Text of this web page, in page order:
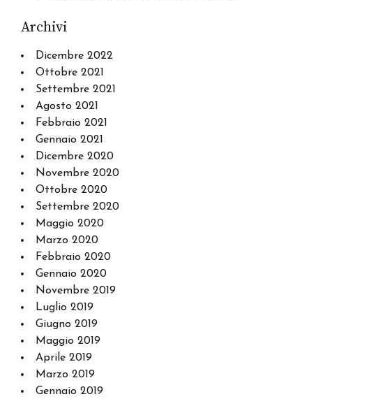
Archivi
Dicembre 2022
Ottobre 2021
Settembre 2021
Agosto 2021
Febbraio 2021
Gennaio 2021
Dicembre 2020
Novembre 2020
Ottobre 2020
Settembre 2020
Maggio 2020
Marzo 2020
Febbraio 2020
Gennaio 2020
Novembre 2019
Luglio 2019
Giugno 2019
Maggio 2019
Aprile 2019
Marzo 2019
Gennaio 2019